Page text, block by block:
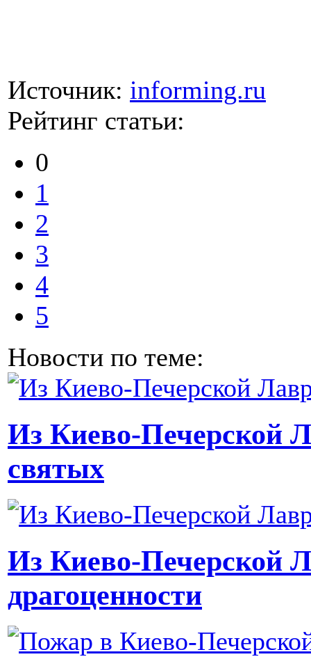
Источник: informing.ru
Рейтинг статьи:
0
1
2
3
4
5
Новости по теме:
Из Киево-Печерской
святых
Из Киево-Печерской
драгоценности